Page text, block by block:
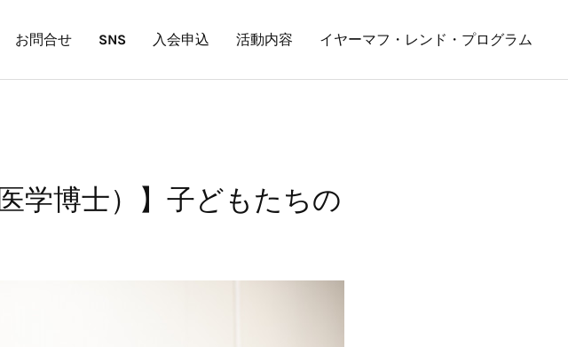
お問合せ SNS 入会申込 活動内容 イヤーマフ・レンド・プログラム
学博士）】子どもたちの